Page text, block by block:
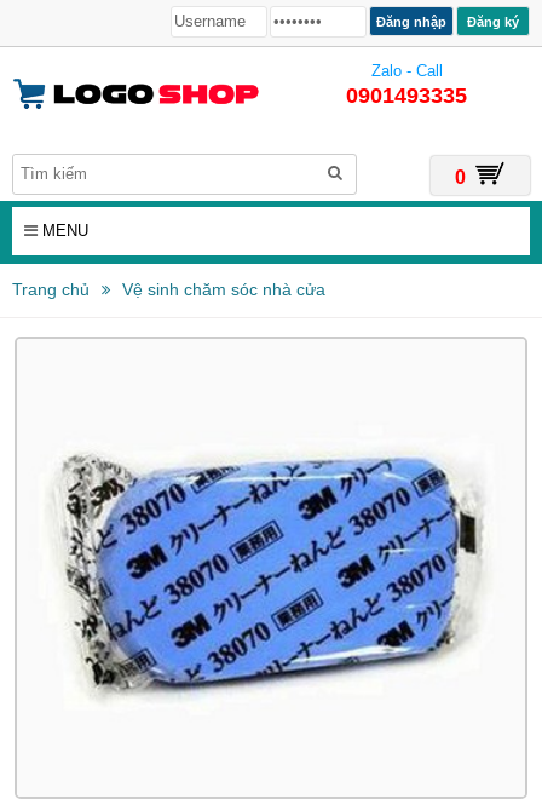
Đăng ký
Zalo - Call
0901493335
0
MENU
Trang chủ Vệ sinh chăm sóc nhà cửa